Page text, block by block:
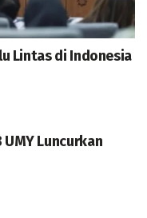
Lintas di Indonesia
UMY Luncurkan